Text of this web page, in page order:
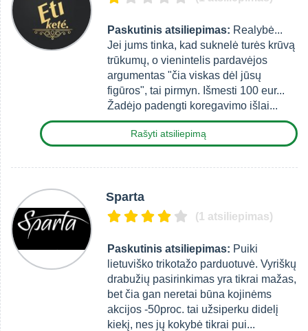
Paskutinis atsiliepimas: Realybė...
Jei jums tinka, kad suknelė turės krūvą
trūkumų, o vienintelis pardavėjos
argumentas "čia viskas dėl jūsų
figūros", tai pirmyn. Išmesti 100 eur...
Žadėjo padengti koregavimo išlai...
Rašyti atsiliepimą
Sparta
(1 atsiliepimas)
Paskutinis atsiliepimas: Puiki
lietuviško trikotažo parduotuvė. Vyriškų
drabužių pasirinkimas yra tikrai mažas,
bet čia gan neretai būna kojinėms
akcijos -50proc. tai užsiperku didelį
kiekį, nes jų kokybė tikrai pui...